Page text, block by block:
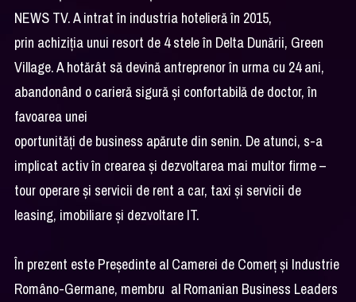
NEWS TV. A intrat în industria hotelieră în 2015,
prin achiziția unui resort de 4 stele în Delta Dunării, Green
Village. A hotărât să devină antreprenor în urma cu 24 ani,
abandonând o carieră sigură și confortabilă de doctor, în
favoarea unei
oportunități de business apărute din senin. De atunci, s-a
implicat activ în crearea și dezvoltarea mai multor firme –
tour operare și servicii de rent a car, taxi și servicii de
leasing, imobiliare și dezvoltare IT.
În prezent este Președinte al Camerei de Comerț și Industrie
Româno-Germane, membru al Romanian Business Leaders